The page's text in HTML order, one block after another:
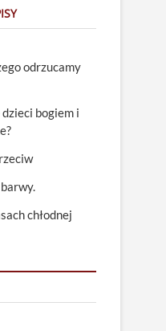
odrzucamy
bogiem i
chłodnej